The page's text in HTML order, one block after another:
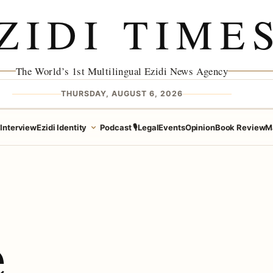
The World’s 1st Multilingual Ezidi News Agency
THURSDAY, AUGUST 6, 2026
InterviewEzidi Identity Podcast 🎙️LegalEventsOpinionBook Review